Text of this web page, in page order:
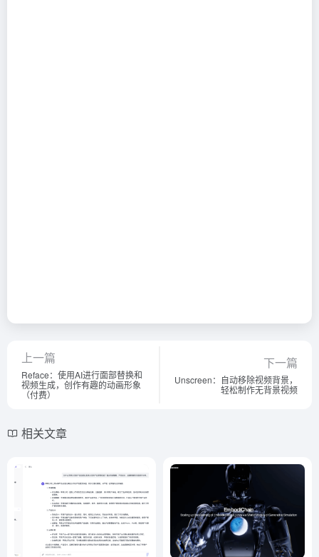
上一篇
Reface：使用AI进行面部替换和
视频生成，创作有趣的动画形象
（付费）
下一篇
Unscreen：自动移除视频背景，
轻松制作无背景视频
相关文章